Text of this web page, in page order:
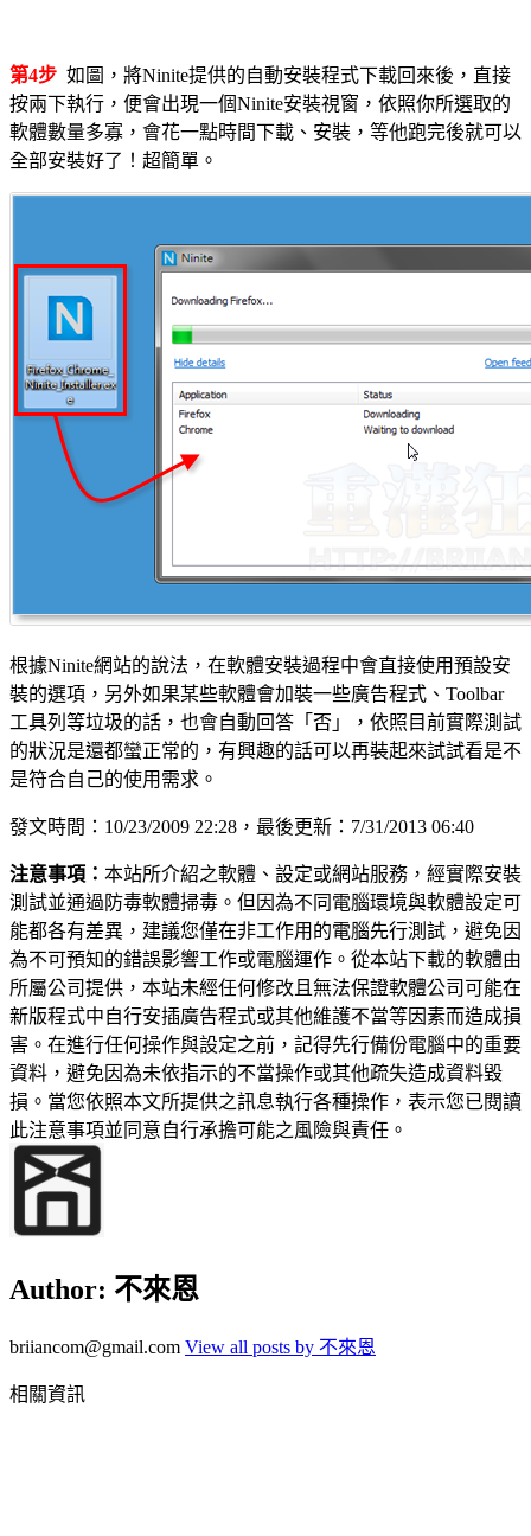
第4步 如圖，將Ninite提供的自動安裝程式下載回來後，直接
按兩下執行，便會出現一個Ninite安裝視窗，依照你所選取的
軟體數量多寡，會花一點時間下載、安裝，等他跑完後就可以
全部安裝好了！超簡單。
根據Ninite網站的說法，在軟體安裝過程中會直接使用預設安
裝的選項，另外如果某些軟體會加裝一些廣告程式、Toolbar
工具列等垃圾的話，也會自動回答「否」，依照目前實際測試
的狀況是還都蠻正常的，有興趣的話可以再裝起來試試看是不
是符合自己的使用需求。
發文時間：10/23/2009 22:28，最後更新：7/31/2013 06:40
注意事項： 本站所介紹之軟體、設定或網站服務，經實際安裝
測試並通過防毒軟體掃毒。但因為不同電腦環境與軟體設定可
能都各有差異，建議您僅在非工作用的電腦先行測試，避免因
為不可預知的錯誤影響工作或電腦運作。從本站下載的軟體由
所屬公司提供，本站未經任何修改且無法保證軟體公司可能在
新版程式中自行安插廣告程式或其他維護不當等因素而造成損
害。在進行任何操作與設定之前，記得先行備份電腦中的重要
資料，避免因為未依指示的不當操作或其他疏失造成資料毀
損。當您依照本文所提供之訊息執行各種操作，表示您已閱讀
此注意事項並同意自行承擔可能之風險與責任。
Author: 不來恩
briiancom@gmail.com View all posts by 不來恩
相關資訊